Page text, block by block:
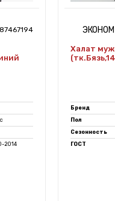
87467194
2014
ЭКОНОМ
Халат
Бренд
Пол
Сезонность
ГОСТ